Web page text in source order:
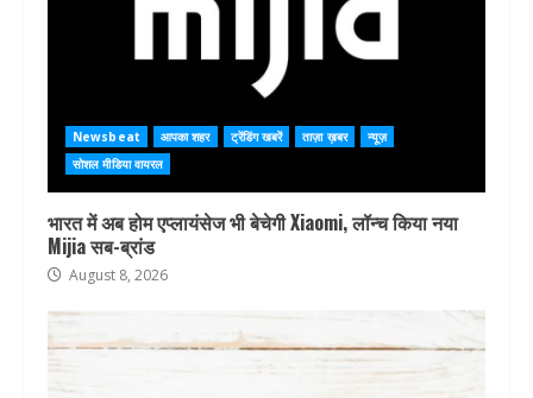
Newsbeat आपका शहर ट्रेंडिंग खबरें ताज़ा ख़बर
न्यूज़
सोशल मीडिया वायरल
भारत में अब होम एप्लायंसेज भी बेचेगी Xiaomi, लॉन्च किया नया
Mijia सब-ब्रांड
August 8, 2026